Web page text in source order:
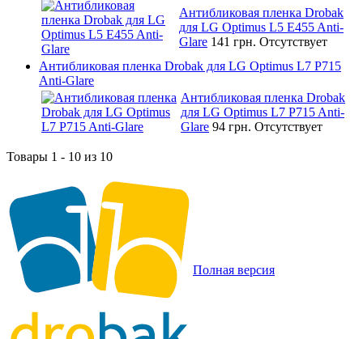
Антибликовая пленка Drobak
для LG Optimus L5 E455 Anti-
Glare 141 грн. Отсутствует
Антибликовая пленка Drobak для LG Optimus L7 P715
Anti-Glare
Антибликовая пленка Drobak
для LG Optimus L7 P715 Anti-
Glare 94 грн. Отсутствует
Товары 1 - 10 из 10
Полная версия